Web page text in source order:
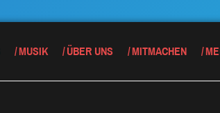
MUSIK ÜBER UNS MITMACHEN